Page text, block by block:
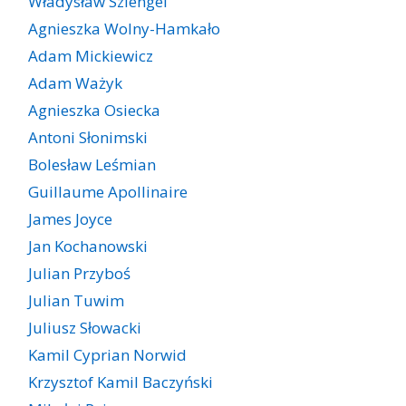
Agnieszka Wolny-Hamkało
Adam Mickiewicz
Adam Ważyk
Agnieszka Osiecka
Antoni Słonimski
Bolesław Leśmian
Guillaume Apollinaire
James Joyce
Jan Kochanowski
Julian Przyboś
Julian Tuwim
Juliusz Słowacki
Kamil Cyprian Norwid
Krzysztof Kamil Baczyński